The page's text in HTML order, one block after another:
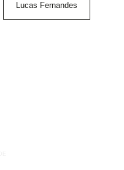
Lucas Fernandes